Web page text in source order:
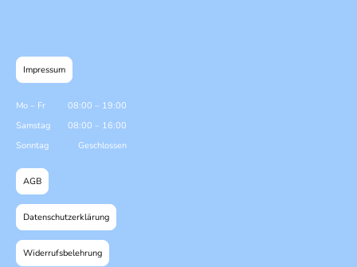
Impressum
Mo – Fr 08:00 – 19:00
Samstag
08:00 – 16:00
Sonntag
Geschlossen
AGB
Datenschutzerklärung
Widerrufsbelehrung